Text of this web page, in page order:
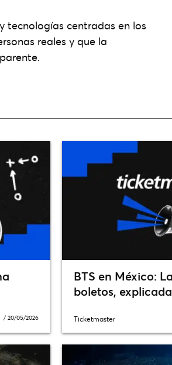
tecnologías centradas en los
reales y que la
/20/05/2026
BTS en México:
boletos, explicada
Ticketmaster